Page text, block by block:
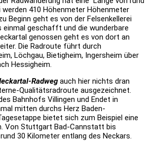
werden 410 Höhenmeter Höhenmeter
Beginn geht es von der Felsenkellerei
einmal geschafft und die wunderbare
genossen geht es von dort an
Die Radroute führt durch
Löchgau, Bietigheim, Ingersheim über
Hessigheim.
Radweg auch hier nichts dran
Qualitätsradroute ausgezeichnet.
Bahnhofs Villingen und Endet in
mitten durchs Herz Baden-
bietet sich zum Beispiel eine
Von Stuttgart Bad-Cannstatt bis
30 Kilometer entlang des Neckars.